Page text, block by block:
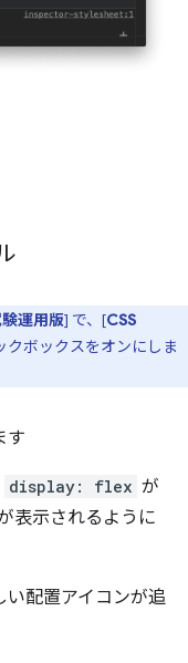
運用版] で、[CSS
クボックスをオンにしま
す
display: flex が
表示されるように
い配置アイコンが追